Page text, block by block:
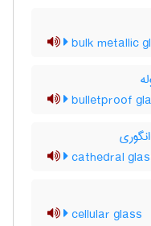
bulk metallic
bulletproof
cathedral
cellular glass